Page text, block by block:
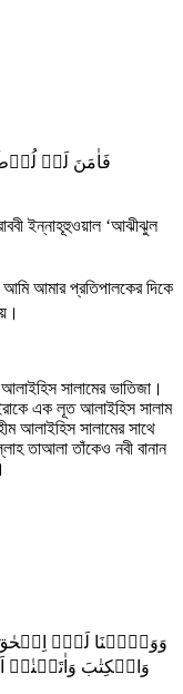
فَاٰمَنَ لَہٗ
ইন্নাহূহুওয়াল ‘আঝীঝুল
আমি আমার প্রতিপালকের দিকে
সালামের ভাতিজা।
এক লূত আলাইহিস সালাম
আলাইহিস সালামের সাথে
তাআলা তাঁকেও নবী বানান
وَوَہَبۡنَا لَہٗۤ اِسۡحٰقَ
وَالۡکِتٰبَ وَاٰتَیۡنٰہُ